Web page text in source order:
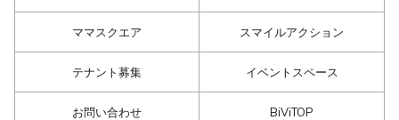
ママスクエア スマイルアクション
テナント募集 イベントスペース
お問い合わせ BiViTOP